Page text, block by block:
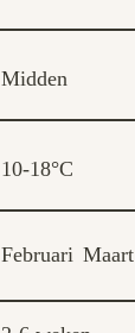
Midden
10-18°C
Februari Maart